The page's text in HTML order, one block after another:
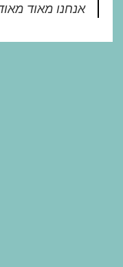
אנחנו מאוד